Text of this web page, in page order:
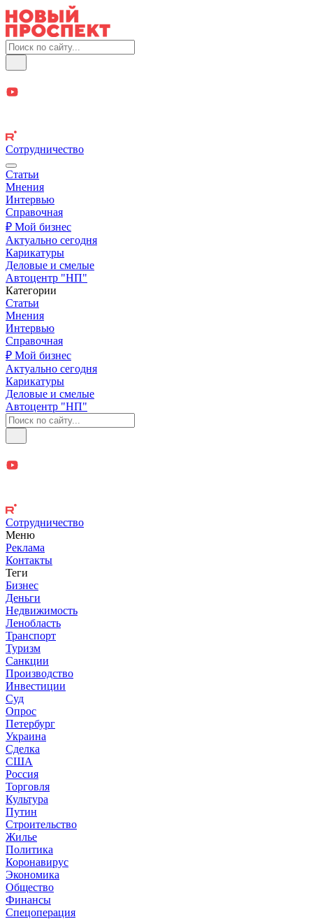
Сотрудничество
Статьи
Мнения
Интервью
Справочная
₽ Мой бизнес
Актуально сегодня
Карикатуры
Деловые и смелые
Автоцентр "НП"
Категории
Статьи
Мнения
Интервью
Справочная
₽ Мой бизнес
Актуально сегодня
Карикатуры
Деловые и смелые
Автоцентр "НП"
Сотрудничество
Меню
Реклама
Контакты
Теги
Бизнес
Деньги
Недвижимость
Ленобласть
Транспорт
Туризм
Санкции
Производство
Инвестиции
Суд
Опрос
Петербург
Украина
Сделка
США
Россия
Торговля
Культура
Путин
Строительство
Жилье
Политика
Коронавирус
Экономика
Общество
Финансы
Спецоперация